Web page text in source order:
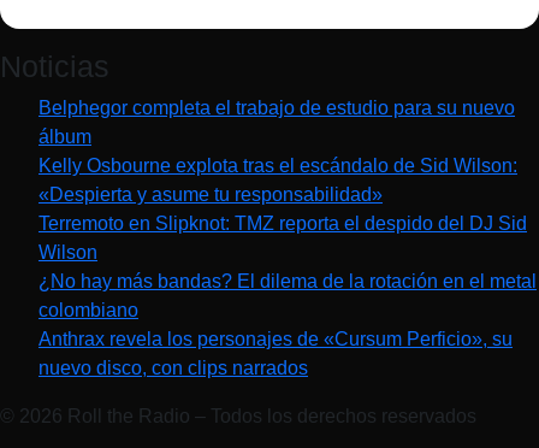
Noticias
Belphegor completa el trabajo de estudio para su nuevo
álbum
Kelly Osbourne explota tras el escándalo de Sid Wilson:
«Despierta y asume tu responsabilidad»
Terremoto en Slipknot: TMZ reporta el despido del DJ Sid
Wilson
¿No hay más bandas? El dilema de la rotación en el metal
colombiano
Anthrax revela los personajes de «Cursum Perficio», su
nuevo disco, con clips narrados
© 2026 Roll the Radio – Todos los derechos reservados